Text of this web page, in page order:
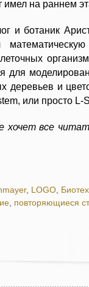
имел на раннем
и ботаник
для
деревьев и
или просто L-
все
, LOGO,
, повторяющиеся